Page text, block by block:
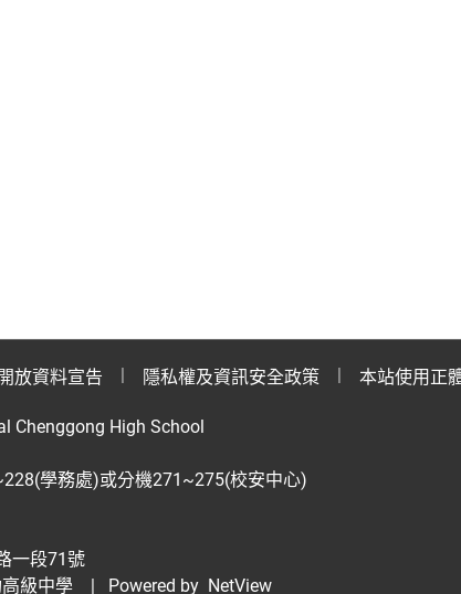
放資料宣告 隱私權及資訊安全政策 本站使用正
Chenggong High School
學務處)或分機271~275(校安中心)
一段71號
級中學 | Powered by NetView